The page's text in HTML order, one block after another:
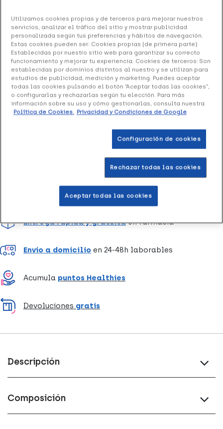
69.19 €
+ 138 puntosHealthies
Beurer Tensiómetro Brazo BM-40 es un instrumento que
ayuda a medir la presión arterial. Está destinado para
todas esas personas que necesitan llevar un control de su
tensión diariamente.
Entrega rápida y gratuitaen farmacia
Envío a domicilio en 24-48h laborables
Acumula puntos Healthies
Devoluciones gratis
Descripción
Composición
Utilizamos cookies propias y de terceros para mejorar nuestros
servicios, analizar el tráfico del sitio y mostrar publicidad
personalizada según tus preferencias y hábitos de navegación.
Estas cookies pueden ser: Cookies propias (de primera parte):
Establecidas por nuestro sitio web para garantizar su correcto
funcionamiento y mejorar tu experiencia. Cookies de terceros: Son
establecidas por dominios distintos al nuestro y se utilizan para
estudios de publicidad, medición y marketing. Puedes aceptar
todas las cookies pulsando el botón “Aceptar todas las cookies”,
o configurarlas y rechazarlas según tu elección. Para más
información sobre su uso y cómo gestionarlas, consulta nuestra
Política de Cookies. Privacidad y Condiciones de Google
Configuración de cookies
Rechazar todas las cookies
Aceptar todas las cookies